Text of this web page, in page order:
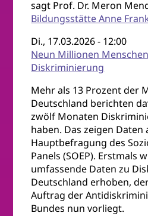
sagt Prof. Dr. Meron
Bildungsstätte Anne
Di., 17.03.2026 - 12:00
Neun Millionen
Diskriminierung
Mehr als 13 Prozent der
Deutschland berichten
zwölf Monaten
haben. Das zeigen Daten
Hauptbefragung des
Panels (SOEP). Erstmals
umfassende Daten zu
Deutschland erhoben,
Auftrag der
Bundes nun vorliegt.